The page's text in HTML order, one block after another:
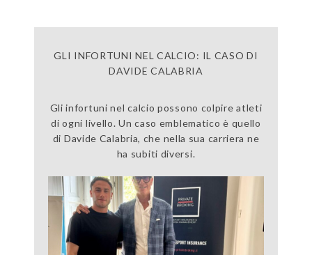
GLI INFORTUNI NEL CALCIO: IL CASO DI
DAVIDE CALABRIA
Gli infortuni nel calcio possono colpire atleti
di ogni livello. Un caso emblematico è quello
di Davide Calabria, che nella sua carriera ne
ha subiti diversi.